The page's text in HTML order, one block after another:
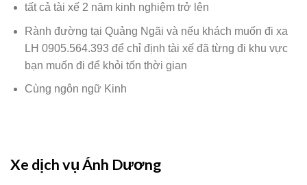
tất cả tài xế 2 năm kinh nghiệm trở lên
Rành đường tại Quảng Ngãi và nếu khách muốn đi xa
LH 0905.564.393 để chỉ định tài xế đã từng đi khu vực
bạn muốn đi để khỏi tốn thời gian
Cùng ngôn ngữ Kinh
Xe dịch vụ Ánh Dương